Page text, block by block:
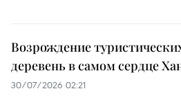
Возрождение
деревень в самом сердце
30/07/2026 02:21